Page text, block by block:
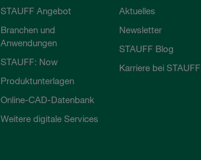
STAUFF Angebot
Branchen und
Anwendungen
STAUFF: Now
Produktunterlagen
Online-CAD-Datenbank
Weitere digitale Services
Aktuelles
Newsletter
STAUFF Blog
Karriere bei STAUFF